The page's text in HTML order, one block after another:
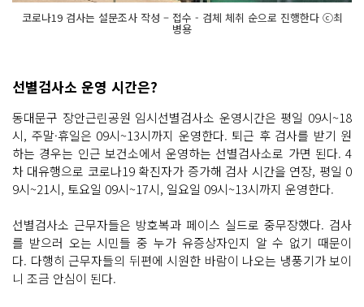
코로나19 검사는 설문조사 작성 – 접수 - 검체 체취 순으로 진행한다 ⓒ최
병용
선별검사소 운영 시간은?
동대문구 장안근린공원 임시선별검사소 운영시간은 평일 09시~18
시, 주말·휴일은 09시~13시까지 운영한다. 퇴근 후 검사를 받기 원
하는 경우는 인근 보건소에서 운영하는 선별검사소로 가면 된다. 4
차 대유행으로 코로나19 확진자가 증가해 검사 시간을 연장, 평일 0
9시~21시, 토요일 09시~17시, 일요일 09시~13시까지 운영한다.
선별검사소 근무자들은 방호복과 페이스 실드로 중무장했다. 검사
를 받으러 오는 시민들 중 누가 유증상자인지 알 수 없기 때문이
다. 다행히 근무자들의 뒤편에 시원한 바람이 나오는 냉풍기가 보이
니 조금 안심이 된다.